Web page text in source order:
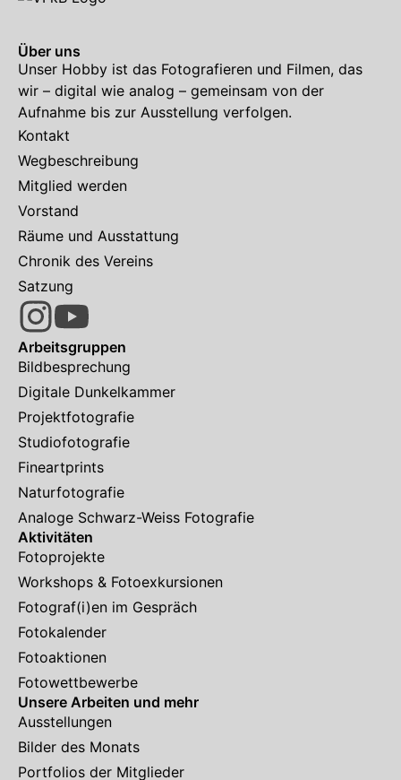
Über uns
Unser Hobby ist das Fotografieren und Filmen, das
wir – digital wie analog – gemeinsam von der
Aufnahme bis zur Ausstellung verfolgen.
Kontakt
Wegbeschreibung
Mitglied werden
Vorstand
Räume und Ausstattung
Chronik des Vereins
Satzung
Arbeitsgruppen
Bildbesprechung
Digitale Dunkelkammer
Projektfotografie
Studiofotografie
Fineartprints
Naturfotografie
Analoge Schwarz-Weiss Fotografie
Aktivitäten
Fotoprojekte
Workshops & Fotoexkursionen
Fotograf(i)en im Gespräch
Fotokalender
Fotoaktionen
Fotowettbewerbe
Unsere Arbeiten und mehr
Ausstellungen
Bilder des Monats
Portfolios der Mitglieder